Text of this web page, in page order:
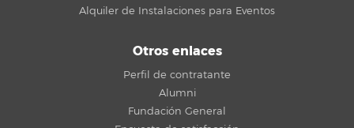
Alquiler de Instalaciones para Eventos
Otros enlaces
Perfil de contratante
Alumni
Fundación General